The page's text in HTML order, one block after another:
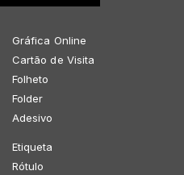
Gráfica Online
Cartão de Visita
Folheto
Folder
Adesivo
Etiqueta
Rótulo